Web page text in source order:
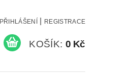
PŘIHLÁŠENÍ REGISTRACE
KOŠÍK: 0 Kč